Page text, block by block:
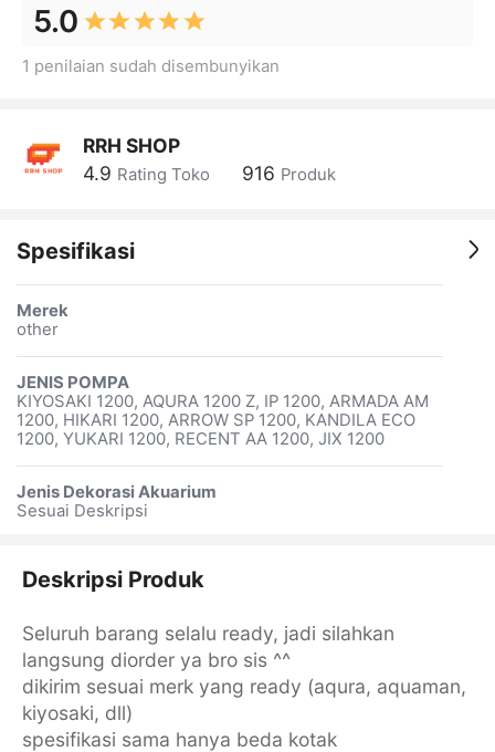
5.0
1 penilaian sudah disembunyikan
RRH SHOP
4.9 Rating Toko 916 Produk
Spesifikasi
Merek
other
JENIS POMPA
KIYOSAKI 1200, AQURA 1200 Z, IP 1200, ARMADA AM
1200, HIKARI 1200, ARROW SP 1200, KANDILA ECO
1200, YUKARI 1200, RECENT AA 1200, JIX 1200
Jenis Dekorasi Akuarium
Sesuai Deskripsi
Deskripsi Produk
Seluruh barang selalu ready, jadi silahkan
langsung diorder ya bro sis ^^
dikirim sesuai merk yang ready (aqura, aquaman,
kiyosaki, dll)
spesifikasi sama hanya beda kotak